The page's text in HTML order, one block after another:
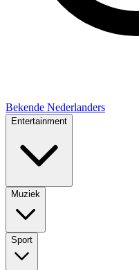
Bekende Nederlanders
Entertainment
Muziek
Sport